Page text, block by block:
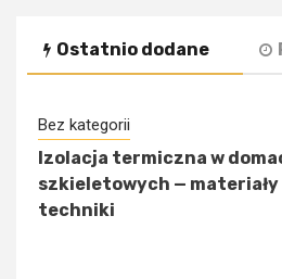
Ostatnio dodane
Bez kategorii
Izolacja termiczna w
szkieletowych — materiały
techniki